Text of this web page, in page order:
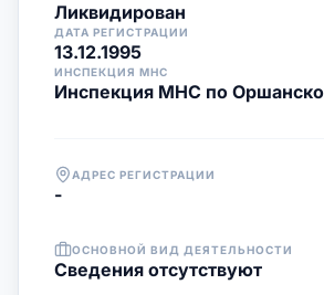
Ликвидирован
ДАТА РЕГИСТРАЦИИ
13.12.1995
ИНСПЕКЦИЯ МНС
Инспекция МНС по
АДРЕС РЕГИСТРАЦИИ
-
ОСНОВНОЙ ВИД ДЕЯТЕЛЬНОСТИ
Cведения отсутствуют